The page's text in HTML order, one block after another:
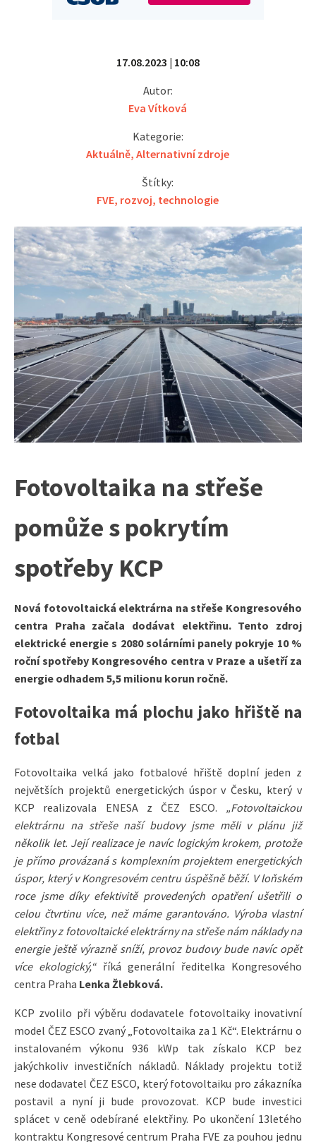
17.08.2023 | 10:08
Autor:
Eva Vítková
Kategorie:
Aktuálně,Alternativní zdroje
Štítky:
FVE, rozvoj, technologie
Fotovoltaika na střeše
pomůže s pokrytím
spotřeby KCP
Nová fotovoltaická elektrárna na střeše Kongresového
centra Praha začala dodávat elektřinu. Tento zdroj
elektrické energie s 2080 solárními panely pokryje 10 %
roční spotřeby Kongresového centra v Praze a ušetří za
energie odhadem 5,5 milionu korun ročně.
Fotovoltaika má plochu jako hřiště na
fotbal
Fotovoltaika velká jako fotbalové hřiště doplní jeden z
největších projektů energetických úspor v Česku, který v
KCP realizovala ENESA z ČEZ ESCO. „Fotovoltaickou
elektrárnu na střeše naší budovy jsme měli v plánu již
několik let. Její realizace je navíc logickým krokem, protože
je přímo provázaná s komplexním projektem energetických
úspor, který v Kongresovém centru úspěšně běží. V loňském
roce jsme díky efektivitě provedených opatření ušetřili o
celou čtvrtinu více, než máme garantováno. Výroba vlastní
elektřiny z fotovoltaické elektrárny na střeše nám náklady na
energie ještě výrazně sníží, provoz budovy bude navíc opět
více ekologický,“říká generální ředitelka Kongresového
centra Praha Lenka Žlebková.
KCP zvolilo při výběru dodavatele fotovoltaiky inovativní
model ČEZ ESCO zvaný „Fotovoltaika za 1 Kč“. Elektrárnu o
instalovaném výkonu 936 kWp tak získalo KCP bez
jakýchkoliv investičních nákladů. Náklady projektu totiž
nese dodavatel ČEZ ESCO, který fotovoltaiku pro zákazníka
postavil a nyní ji bude provozovat. KCP bude investici
splácet v ceně odebírané elektřiny. Po ukončení 13letého
kontraktu Kongresové centrum Praha FVE za pouhou jednu